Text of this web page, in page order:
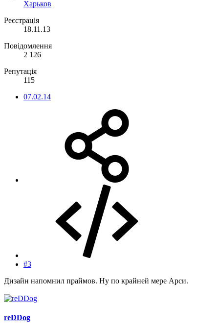
Харьков
Реєстрація
18.11.13
Повідомлення
2 126
Репутація
115
07.02.14
#3
Дизайн напомнил праймов. Ну по крайней мере Арси.
reDDog